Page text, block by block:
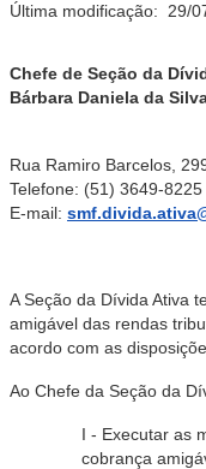
Última modificação: 29/
Chefe de Seção da
Bárbara Daniela da
Rua Ramiro Barcelos,
Telefone: (51) 3649-
E-mail:
A Seção da Dívida Ativa
amigável das rendas
acordo com as
Ao Chefe da Seção da
I - Executar as
cobrança